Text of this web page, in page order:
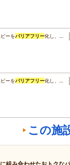
ーをバリアフリー化し、…
ーをバリアフリー化し、…
この施